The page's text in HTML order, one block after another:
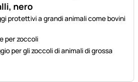
nero
protettivi a grandi animali come bovini
per zoccoli
per gli zoccoli di animali di grossa